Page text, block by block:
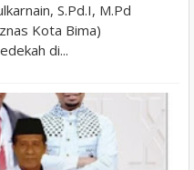
S.Pd.I, M.Pd
Kota Bima)
di...